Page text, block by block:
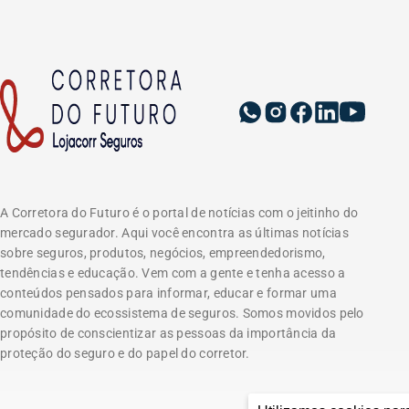
A Corretora do Futuro é o portal de notícias com o jeitinho do
mercado segurador. Aqui você encontra as últimas notícias
sobre seguros, produtos, negócios, empreendedorismo,
tendências e educação. Vem com a gente e tenha acesso a
conteúdos pensados para informar, educar e formar uma
comunidade do ecossistema de seguros. Somos movidos pelo
propósito de conscientizar as pessoas da importância da
proteção do seguro e do papel do corretor.